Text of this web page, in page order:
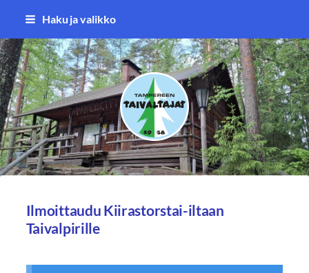
Siirry
sisältöön
Haku ja valikko
Tampereen Taivaltajat ry
Ilmoittaudu Kiirastorstai-iltaan
Taivalpirille